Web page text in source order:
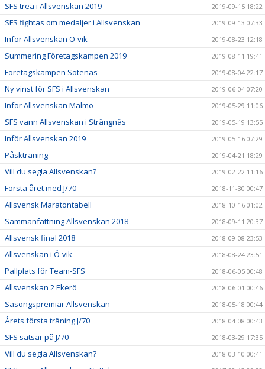
SFS trea i Allsvenskan 2019 2019-09-15 18:22
SFS fightas om medaljer i Allsvenskan 2019-09-13 07:33
Inför Allsvenskan Ö-vik 2019-08-23 12:18
Summering Företagskampen 2019 2019-08-11 19:41
Företagskampen Sotenäs 2019-08-04 22:17
Ny vinst för SFS i Allsvenskan 2019-06-04 07:20
Inför Allsvenskan Malmö 2019-05-29 11:06
SFS vann Allsvenskan i Strängnäs 2019-05-19 13:55
Inför Allsvenskan 2019 2019-05-16 07:29
Påskträning 2019-04-21 18:29
Vill du segla Allsvenskan? 2019-02-22 11:16
Första året med J/70 2018-11-30 00:47
Allsvensk Maratontabell 2018-10-16 01:02
Sammanfattning Allsvenskan 2018 2018-09-11 20:37
Allsvensk final 2018 2018-09-08 23:53
Allsvenskan i Ö-vik 2018-08-24 23:51
Pallplats för Team-SFS 2018-06-05 00:48
Allsvenskan 2 Ekerö 2018-06-01 00:46
Säsongspremiär Allsvenskan 2018-05-18 00:44
Årets första träning J/70 2018-04-08 00:43
SFS satsar på J/70 2018-03-29 17:35
Vill du segla Allsvenskan? 2018-03-10 00:41